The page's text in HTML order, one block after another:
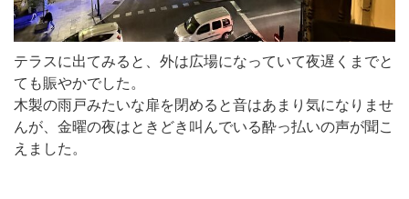
テラスに出てみると、外は広場になっていて夜遅くまでと
ても賑やかでした。
木製の雨戸みたいな扉を閉めると音はあまり気になりませ
んが、金曜の夜はときどき叫んでいる酔っ払いの声が聞こ
えました。